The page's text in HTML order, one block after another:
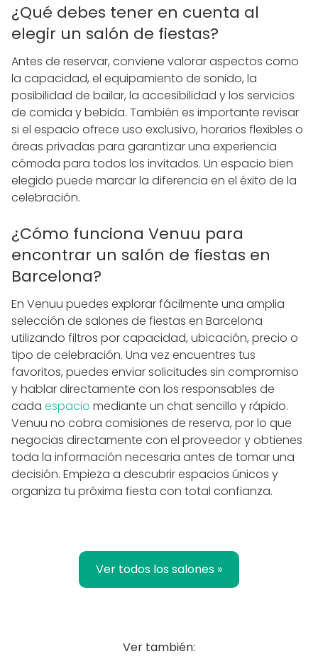
¿Qué debes tener en cuenta al
elegir un salón de fiestas?
Antes de reservar, conviene valorar aspectos como
la capacidad, el equipamiento de sonido, la
posibilidad de bailar, la accesibilidad y los servicios
de comida y bebida. También es importante revisar
si el espacio ofrece uso exclusivo, horarios flexibles o
áreas privadas para garantizar una experiencia
cómoda para todos los invitados. Un espacio bien
elegido puede marcar la diferencia en el éxito de la
celebración.
¿Cómo funciona Venuu para
encontrar un salón de fiestas en
Barcelona?
En Venuu puedes explorar fácilmente una amplia
selección de salones de fiestas en Barcelona
utilizando filtros por capacidad, ubicación, precio o
tipo de celebración. Una vez encuentres tus
favoritos, puedes enviar solicitudes sin compromiso
y hablar directamente con los responsables de
cada espacio mediante un chat sencillo y rápido.
Venuu no cobra comisiones de reserva, por lo que
negocias directamente con el proveedor y obtienes
toda la información necesaria antes de tomar una
decisión. Empieza a descubrir espacios únicos y
organiza tu próxima fiesta con total confianza.
Ver todos los salones »
Ver también: